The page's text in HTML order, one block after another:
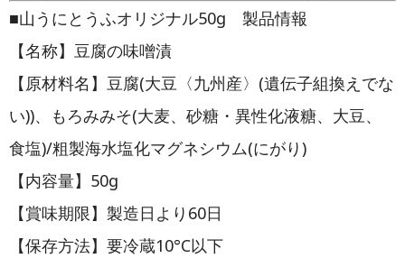
■山うにとうふオリジナル50g 製品情報
【名称】豆腐の味噌漬
【原材料名】豆腐(大豆〈九州産〉(遺伝子組換えでな
い))、もろみみそ(大麦、砂糖・異性化液糖、大豆、
食塩)/粗製海水塩化マグネシウム(にがり)
【内容量】50g
【賞味期限】製造日より60日
【保存方法】要冷蔵10°C以下